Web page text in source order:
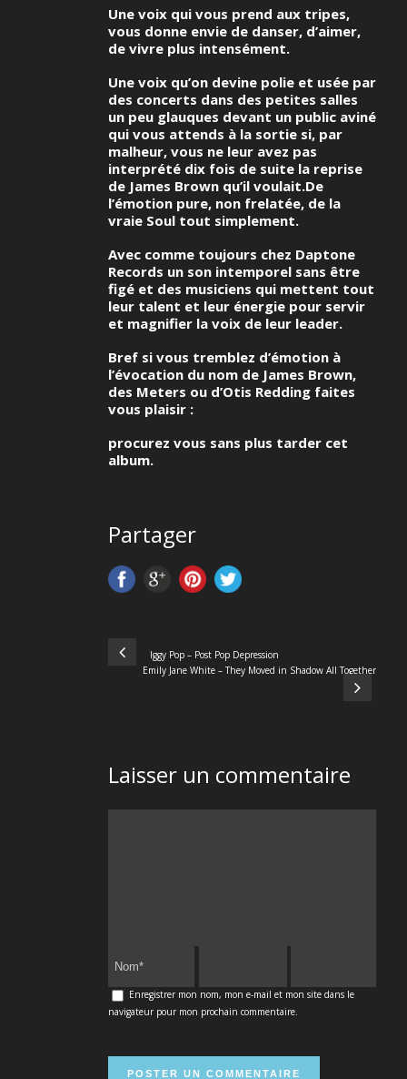
Une voix qui vous prend aux tripes,
vous donne envie de danser, d’aimer,
de vivre plus intensément.
Une voix qu’on devine polie et usée par
des concerts dans des petites salles
un peu glauques devant un public aviné
qui vous attends à la sortie si, par
malheur, vous ne leur avez pas
interprété dix fois de suite la reprise
de James Brown qu’il voulait.De
l’émotion pure, non frelatée, de la
vraie Soul tout simplement.
Avec comme toujours chez Daptone
Records un son intemporel sans être
figé et des musiciens qui mettent tout
leur talent et leur énergie pour servir
et magnifier la voix de leur leader.
Bref si vous tremblez d’émotion à
l’évocation du nom de James Brown,
des Meters ou d’Otis Redding faites
vous plaisir :
procurez vous sans plus tarder cet
album.
Partager
Iggy Pop – Post Pop Depression
Emily Jane White – They Moved in Shadow All Together
Laisser un commentaire
Enregistrer mon nom, mon e-mail et mon site dans le
navigateur pour mon prochain commentaire.